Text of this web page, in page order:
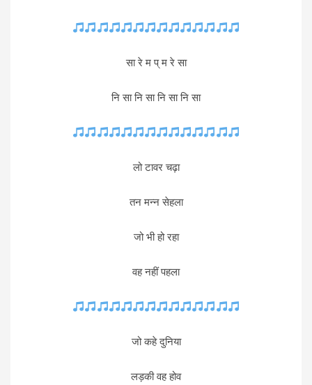
सा रे म प् म रे सा
नि सा नि सा नि सा नि सा
लो टावर चढ़ा
तन मन्न सेहला
जो भी हो रहा
वह नहीं पहला
जो कहे दुनिया
लड़की वह होव